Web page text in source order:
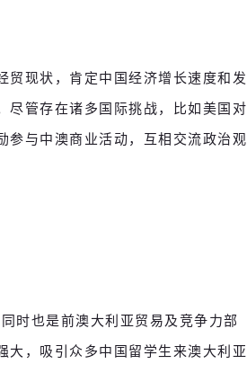
贸现状，肯定中国经济增长速度和发
尽管存在诸多国际挑战，比如美国对
参与中澳商业活动，互相交流政治观
时也是前澳大利亚贸易及竞争力部
大，吸引众多中国留学生来澳大利亚